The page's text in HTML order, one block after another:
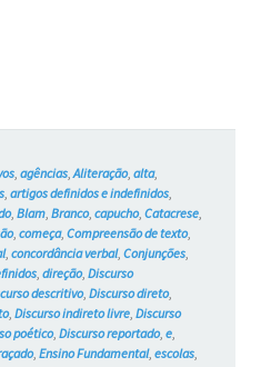
, agências,Aliteração, alta,
, artigos definidos e indefinidos,
, Blam, Branco, capucho, Catacrese,
, começa, Compreensão de texto,
, concordância verbal, Conjunções,
, direção, Discurso
descritivo, Discurso direto,
, Discurso indireto livre, Discurso
poético, Discurso reportado, e,
, Ensino Fundamental, escolas,